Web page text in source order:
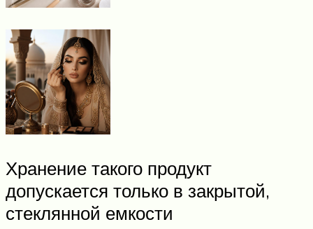
Хранение такого продукт
допускается только в закрытой,
стеклянной емкости